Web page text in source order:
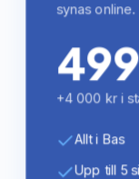
synas online.
499
+4 000 kr i
Allt i Bas
Upp till 5